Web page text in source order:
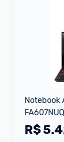
Notebook
Ryzen 7
16" LCD
R$